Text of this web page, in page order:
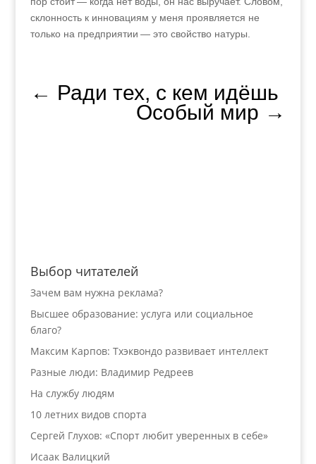
склонность к инновациям у меня проявляется не
только на предприятии — это свойство натуры.
← Ради тех, с кем идёшь
Особый мир →
Выбор читателей
Зачем вам нужна реклама?
Высшее образование: услуга или социальное
благо?
Максим Карпов: Тхэквондо развивает интеллект
Разные люди: Владимир Редреев
На службу людям
10 летних видов спорта
Сергей Глухов: «Спорт любит уверенных в себе»
Исаак Валицкий